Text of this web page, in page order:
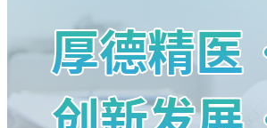
费标准调整为三级医院标准
关于美容整形类医疗服务价格公
关于修订"胰岛素泵持续皮下注